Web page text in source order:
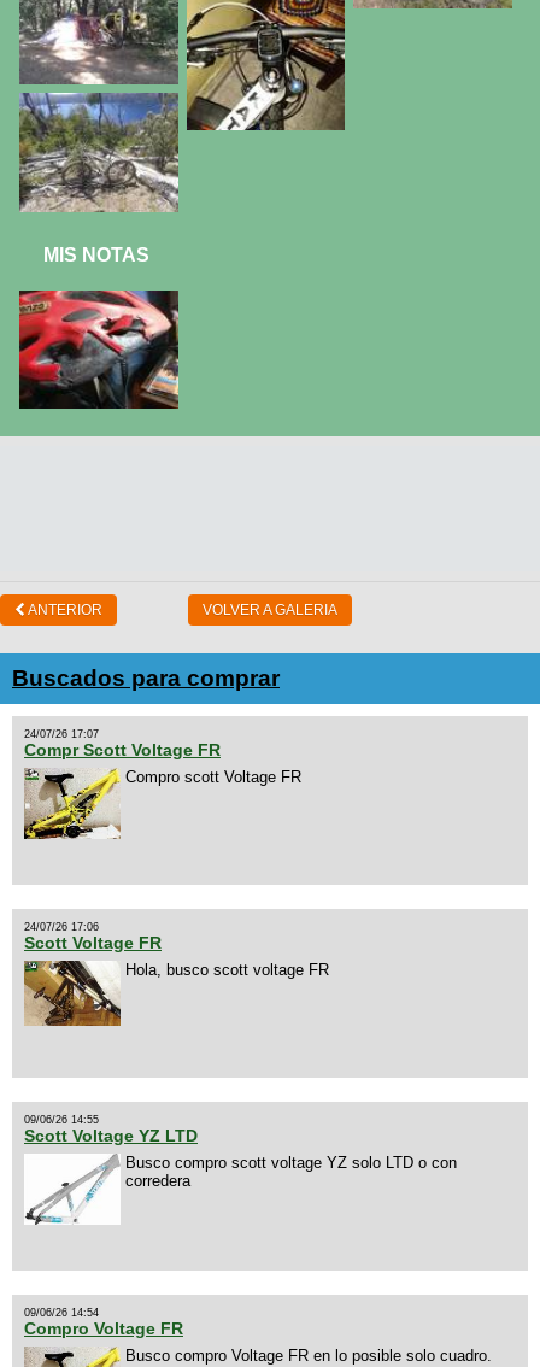
MIS NOTAS
ANTERIOR VOLVER A GALERIA
Buscados para comprar
24/07/26 17:07
Compr Scott Voltage FR
Compro scott Voltage FR
24/07/26 17:06
Scott Voltage FR
Hola, busco scott voltage FR
09/06/26 14:55
Scott Voltage YZ LTD
Busco compro scott voltage YZ solo LTD o con
corredera
09/06/26 14:54
Compro Voltage FR
Busco compro Voltage FR en lo posible solo cuadro.